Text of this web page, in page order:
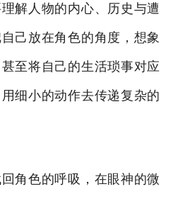
解人物的内心、历史与遭
己放在角色的角度，想象
至将自己的生活琐事对应
细小的动作去传递复杂的
角色的呼吸，在眼神的微